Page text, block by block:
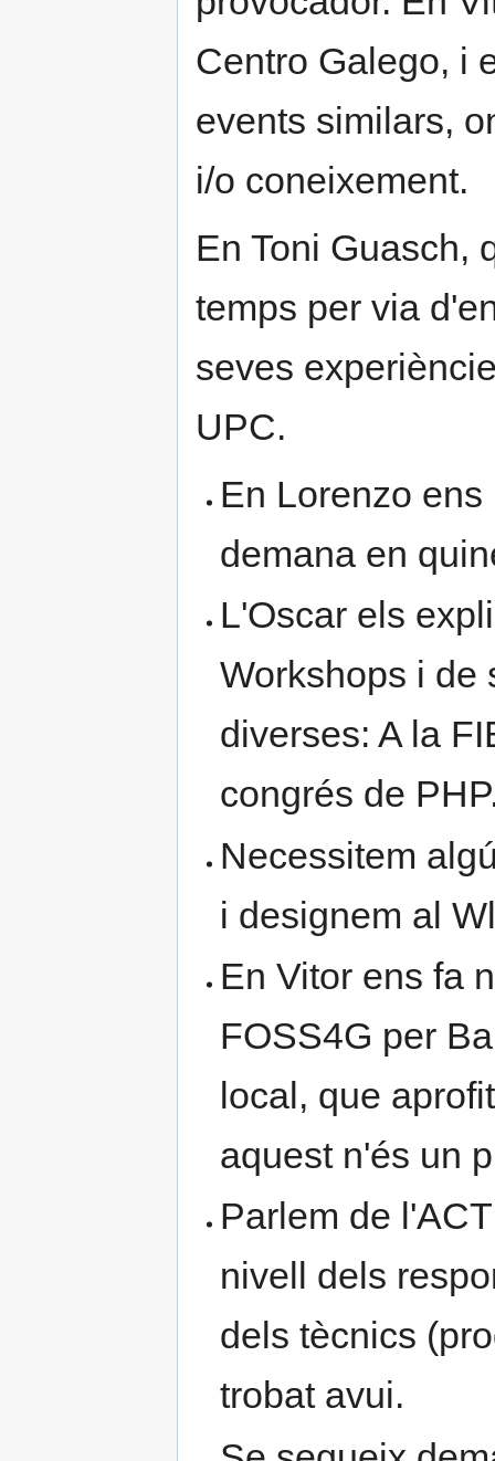
Centro Galego, i
events similars,
i/o coneixement.
En Toni Guasch,
temps per via
seves
UPC.
En Lorenzo
demana en
L'Oscar els
Workshops i de
diverses: A la
congrés de
Necessitem
i designem al
En Vitor ens fa
FOSS4G per
local, que
aquest n'és un
Parlem de
nivell dels
dels tècnics
trobat avui.